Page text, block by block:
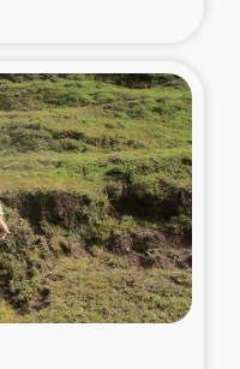
被災者支援
リー・リサイクル・プロ
業
業